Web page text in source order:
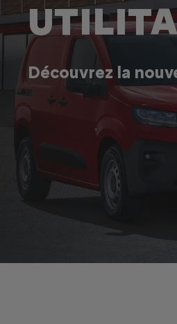
Découvrez la